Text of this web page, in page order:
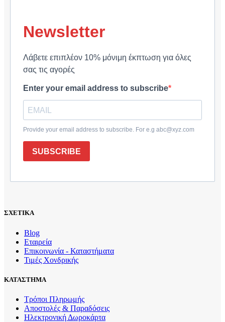
Newsletter
Λάβετε επιπλέον 10% μόνιμη έκπτωση για όλες
σας τις αγορές
Enter your email address to subscribe
Provide your email address to subscribe. For e.g abc@xyz.com
SUBSCRIBE
ΣΧΕΤΙΚΑ
Blog
Εταιρεία
Επικοινωνία - Καταστήματα
Τιμές Χονδρικής
ΚΑΤΑΣΤΗΜΑ
Τρόποι Πληρωμής
Αποστολές & Παραδόσεις
Ηλεκτρονική Δωροκάρτα